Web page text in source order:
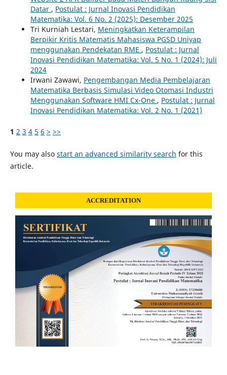
Datar , Postulat : Jurnal Inovasi Pendidikan
Matematika: Vol. 6 No. 2 (2025): Desember 2025
Tri Kurniah Lestari, Meningkatkan Keterampilan
Berpikir Kritis Matematis Mahasiswa PGSD Uniyap
menggunakan Pendekatan RME , Postulat : Jurnal
Inovasi Pendidikan Matematika: Vol. 5 No. 1 (2024): Juli
2024
Irwani Zawawi, Pengembangan Media Pembelajaran
Matematika Berbasis Simulasi Video Otomasi Industri
Menggunakan Software HMI Cx-One , Postulat : Jurnal
Inovasi Pendidikan Matematika: Vol. 2 No. 1 (2021)
1 2 3 4 5 6 > >>
You may also start an advanced similarity search for this
article.
ACCREDITATION